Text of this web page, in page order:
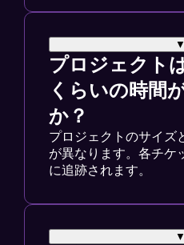
▼
プロジェクト
くらいの時間
か？
プロジェクトのサイズ
が異なります。各チケ
に追跡されます。
▼